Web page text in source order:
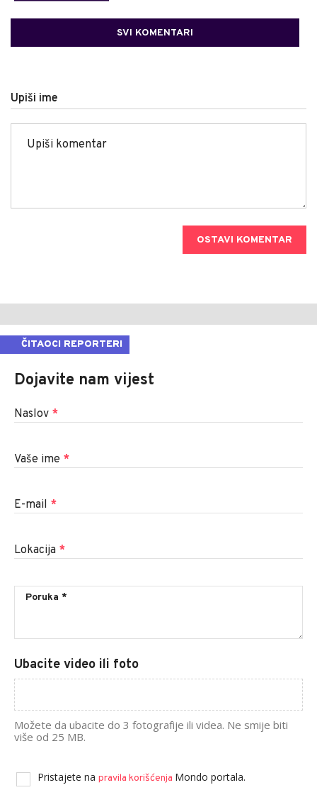
SVI KOMENTARI
Upiši ime
OSTAVI KOMENTAR
ČITAOCI REPORTERI
Dojavite nam vijest
Naslov *
Vaše ime *
E-mail *
Lokacija *
Ubacite video ili foto
Možete da ubacite do 3 fotografije ili videa. Ne smije biti
više od 25 MB.
Pristajete na pravila korišćenja Mondo portala.